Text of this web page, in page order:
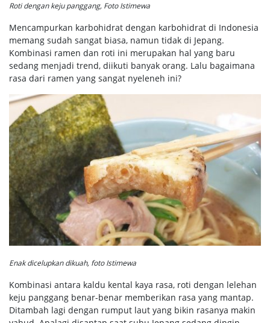
Roti dengan keju panggang, Foto Istimewa
Mencampurkan karbohidrat dengan karbohidrat di Indonesia
memang sudah sangat biasa, namun tidak di Jepang.
Kombinasi ramen dan roti ini merupakan hal yang baru
sedang menjadi trend, diikuti banyak orang. Lalu bagaimana
rasa dari ramen yang sangat nyeleneh ini?
Enak dicelupkan dikuah, foto Istimewa
Kombinasi antara kaldu kental kaya rasa, roti dengan lelehan
keju panggang benar-benar memberikan rasa yang mantap.
Ditambah lagi dengan rumput laut yang bikin rasanya makin